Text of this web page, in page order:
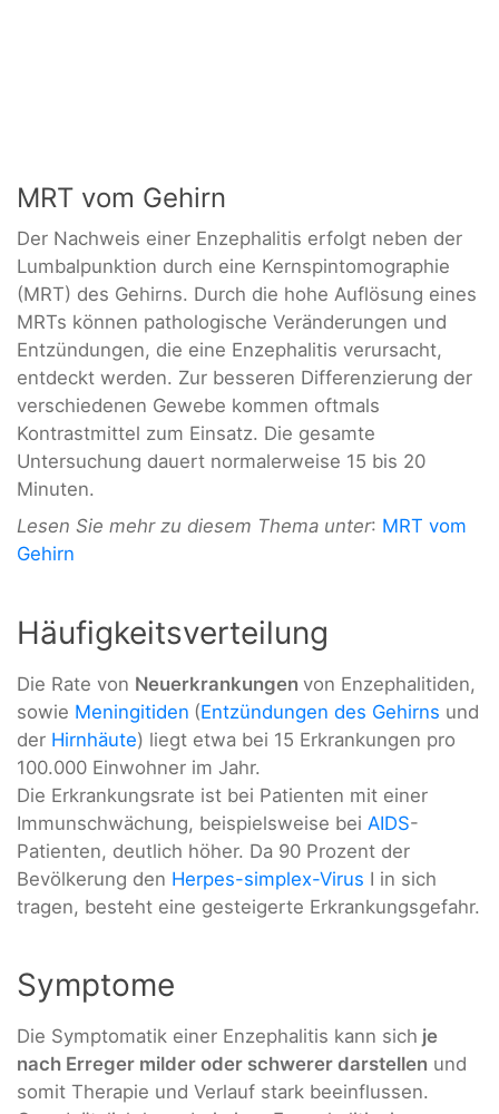
MRT vom Gehirn
Der Nachweis einer Enzephalitis erfolgt neben der
Lumbalpunktion durch eine Kernspintomographie
(MRT) des Gehirns. Durch die hohe Auflösung eines
MRTs können pathologische Veränderungen und
Entzündungen, die eine Enzephalitis verursacht,
entdeckt werden. Zur besseren Differenzierung der
verschiedenen Gewebe kommen oftmals
Kontrastmittel zum Einsatz. Die gesamte
Untersuchung dauert normalerweise 15 bis 20
Minuten.
Lesen Sie mehr zu diesem Thema unter: MRT vom
Gehirn
Häufigkeitsverteilung
Die Rate von Neuerkrankungen von Enzephalitiden,
sowie Meningitiden (Entzündungen des Gehirns und
der Hirnhäute) liegt etwa bei 15 Erkrankungen pro
100.000 Einwohner im Jahr.
Die Erkrankungsrate ist bei Patienten mit einer
Immunschwächung, beispielsweise bei AIDS-
Patienten, deutlich höher. Da 90 Prozent der
Bevölkerung den Herpes-simplex-Virus I in sich
tragen, besteht eine gesteigerte Erkrankungsgefahr.
Symptome
Die Symptomatik einer Enzephalitis kann sich je
nach Erreger milder oder schwerer darstellen und
somit Therapie und Verlauf stark beeinflussen.